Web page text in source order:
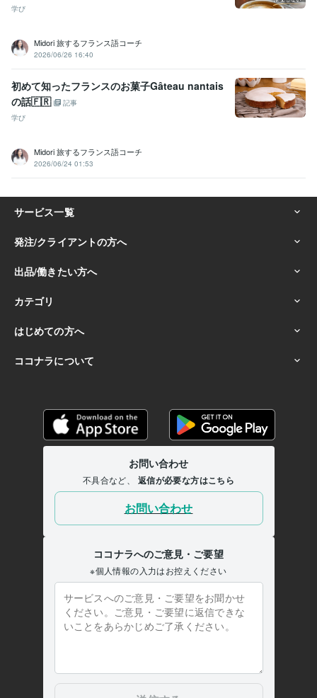
学び
Midori 旅するフランス語コーチ
2026/06/26 16:40
初めて知ったフランスのお菓子Gâteau nantais
の話🇫🇷
記事
学び
Midori 旅するフランス語コーチ
2026/06/24 01:53